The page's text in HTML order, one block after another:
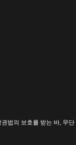
법의 보호를 받는 바, 무단